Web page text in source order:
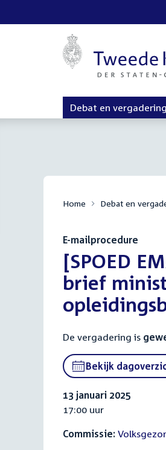
Debat en vergadering
Home Debat en
E-mailprocedure
:[SPOED
brief
De vergadering is
Bekijk
13 januari 2025
17:00 uur
Commissie: